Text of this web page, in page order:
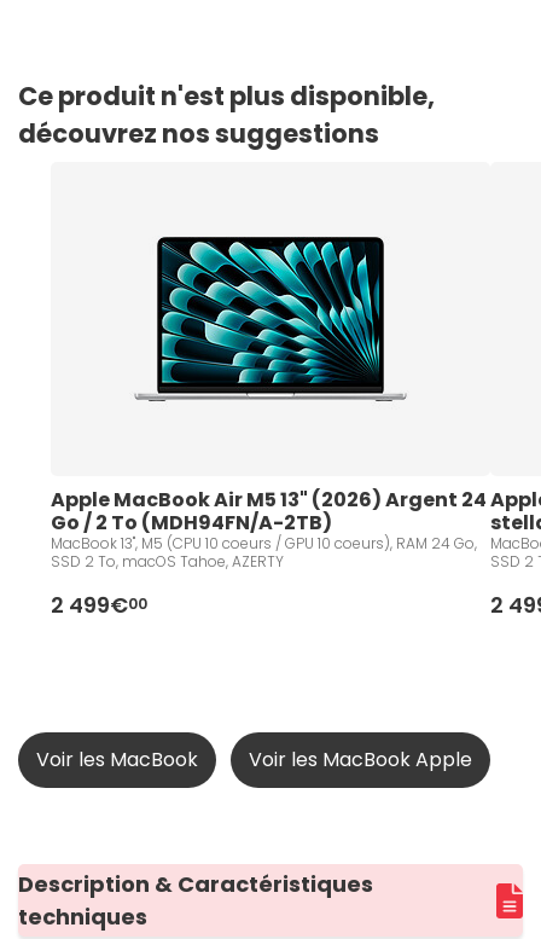
Ce produit n'est plus disponible,
découvrez nos suggestions
Apple MacBook Air M5 13" (2026) Argent 24
Go / 2 To (MDH94FN/A-2TB)
MacBook 13", M5 (CPU 10 coeurs / GPU 10 coeurs), RAM 24 Go,
SSD 2 To, macOS Tahoe, AZERTY
2 499€00
MacBook 13", M5 (CPU 10
SSD 2
2
Voir les MacBook Voir les MacBook Apple
Description & Caractéristiques
techniques